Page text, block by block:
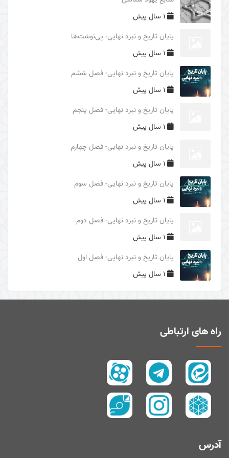
فایدۀ غیبت امام زمان (علیه السلام)
درس‌های اربعین
(علیه السلام)
الگوهای تصمیم گیری در حادثۀ عاشورا
شرح عبارت «الوتر الموتور» در زیارت عاشورا
شرح روایت «حسینٌ مِنّی و أنا مِن حسین»
برکت محرم حسینی
نبوت و امامت
دوری از مرگ جاهلیت
سال1395
سال 1394
زیارت و توسل
پیامبر امّی (صلی الله علیه و آله و سلم)
تفسیر سورۀ کوثر
سال 1397
سال 1395
1 سال پیش
پایان تاریخ و نبرد نهایی- پی‌نوشت‌ها
1 سال پیش
پایان تاریخ و نبرد نهایی- فصل ششم
1 سال پیش
پایان تاریخ و نبرد نهایی- فصل پنجم
1 سال پیش
پایان تاریخ و نبرد نهایی- فصل چهارم
1 سال پیش
پایان تاریخ و نبرد نهایی- فصل سوم
1 سال پیش
پایان تاریخ و نبرد نهایی- فصل دوم
1 سال پیش
پایان تاریخ و نبرد نهایی- فصل اول
1 سال پیش
راه های ارتباطی
آدرس